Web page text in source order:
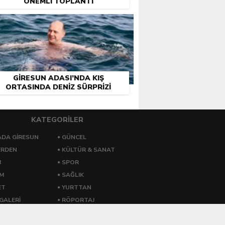
GIRESUN ADASI’NDA KIŞ
ORTASINDA DENIZ SÜRPRIZI
KATEGORİLER
GİRESUN
GÜNCEL
KÜLTÜR & SANAT
SPOR
SAĞLIK
YURTTAN
RÖPORTAJ